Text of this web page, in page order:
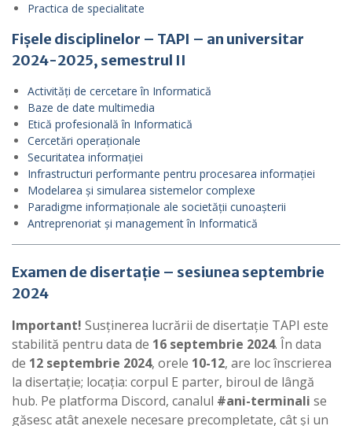
Practica de specialitate
Fișele disciplinelor – TAPI – an universitar
2024-2025, semestrul II
Activități de cercetare în Informatică
Baze de date multimedia
Etică profesională în Informatică
Cercetări operaționale
Securitatea informației
Infrastructuri performante pentru procesarea informației
Modelarea și simularea sistemelor complexe
Paradigme informaționale ale societății cunoașterii
Antreprenoriat și management în Informatică
Examen de disertație – sesiunea septembrie
2024
Important! Susținerea lucrării de disertație TAPI este
stabilită pentru data de 16 septembrie 2024. În data
de 12 septembrie 2024, orele 10-12, are loc înscrierea
la disertație; locația: corpul E parter, biroul de lângă
hub. Pe platforma Discord, canalul #ani-terminali se
găsesc atât anexele necesare precompletate, cât și un